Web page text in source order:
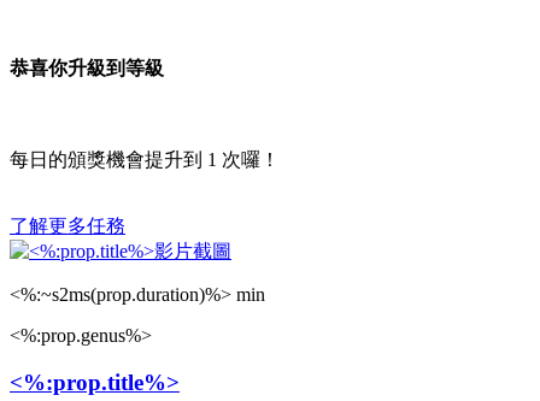
恭喜你升級到等級
每日的頒獎機會提升到 1 次囉！
了解更多任務
<%:~s2ms(prop.duration)%> min
<%:prop.genus%>
<%:prop.title%>